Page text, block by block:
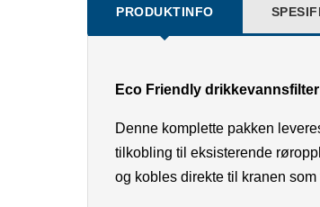
PRODUKTINFO
Eco Friendly
Denne komplette pakken
tilkobling til eksisterende
og kobles direkte til kranen